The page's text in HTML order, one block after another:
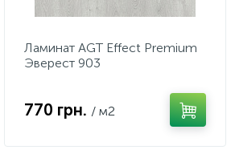
Ламинат AGT Effect Premium
Эверест 903
770 грн. / м2